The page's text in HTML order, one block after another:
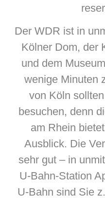
Der WDR ist in
Kölner Dom, der
und dem
wenige Minuten
von Köln
besuchen, denn
am Rhein
Ausblick. Die
sehr gut – in
U-Bahn-Station
U-Bahn sind Sie